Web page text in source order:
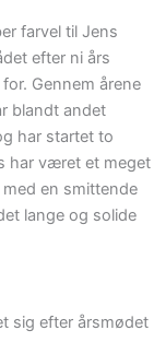
farvel til Jens
efter ni års
Gennem årene
blandt andet
har startet to
har været et meget
en smittende
lange og solide
sig efter årsmødet